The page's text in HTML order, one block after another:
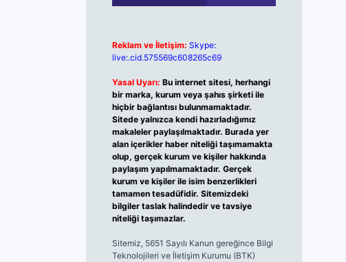
Reklam ve İletişim: Skype:
live:.cid.575569c608265c69
Yasal Uyarı: Bu internet sitesi, herhangi
bir marka, kurum veya şahıs şirketi ile
hiçbir bağlantısı bulunmamaktadır.
Sitede yalnızca kendi hazırladığımız
makaleler paylaşılmaktadır. Burada yer
alan içerikler haber niteliği taşımamakta
olup, gerçek kurum ve kişiler hakkında
paylaşım yapılmamaktadır. Gerçek
kurum ve kişiler ile isim benzerlikleri
tamamen tesadüfidir. Sitemizdeki
bilgiler taslak halindedir ve tavsiye
niteliği taşımazlar.
Sitemiz, 5651 Sayılı Kanun gereğince Bilgi
Teknolojileri ve İletişim Kurumu (BTK)